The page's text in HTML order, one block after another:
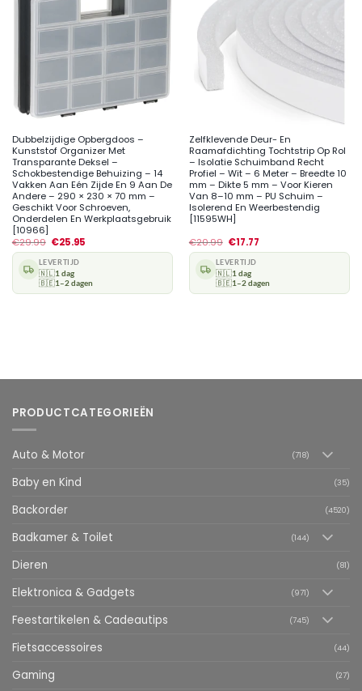
Dubbelzijdige Opbergdoos –
Kunststof Organizer Met
Transparante Deksel –
Schokbestendige Behuizing – 14
Vakken Aan Eén Zijde En 9 Aan De
Andere – 290 × 230 × 70 mm –
Geschikt Voor Schroeven,
Onderdelen En Werkplaatsgebruik
[10966]
€29.99 €25.95
LEVERTIJD
🇳🇱1 dag
🇧🇪1–2 dagen
Zelfklevende Deur- En
Raamafdichting Tochtstrip Op Rol
– Isolatie Schuimband Recht
Profiel – Wit – 6 Meter – Breedte 10
mm – Dikte 5 mm – Voor Kieren
Van 8–10 mm – PU Schuim –
Isolerend En Weerbestendig
[11595WH]
€20.99 €17.77
LEVERTIJD
🇳🇱1 dag
🇧🇪1–2 dagen
PRODUCTCATEGORIEËN
Auto & Motor (718)
Baby en Kind (35)
Backorder (4520)
Badkamer & Toilet (144)
Dieren (81)
Elektronica & Gadgets (971)
Feestartikelen & Cadeautips (745)
Fietsaccessoires (44)
Gaming (27)